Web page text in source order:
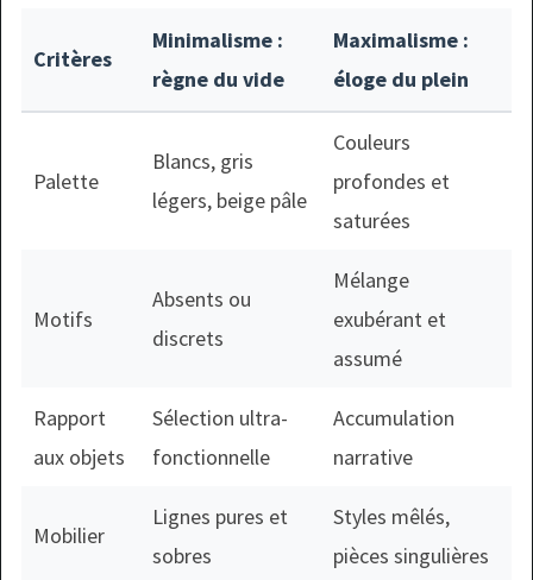
Critères
Minimalisme :
règne du vide
Maximalisme :
éloge du plein
Palette
Blancs, gris
légers, beige pâle
Couleurs
profondes et
saturées
Motifs
Absents ou
discrets
Mélange
exubérant et
assumé
Rapport
aux objets
Sélection ultra-
fonctionnelle
Accumulation
narrative
Mobilier
Lignes pures et
sobres
Styles mêlés,
pièces singulières